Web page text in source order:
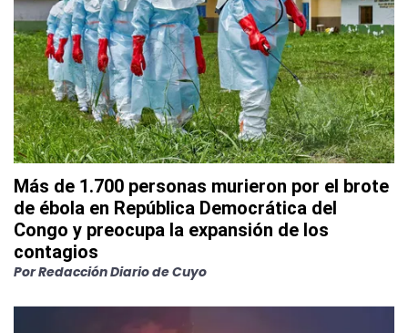
Más de 1.700 personas murieron por el brote
de ébola en República Democrática del
Congo y preocupa la expansión de los
contagios
PorRedacción Diario de Cuyo